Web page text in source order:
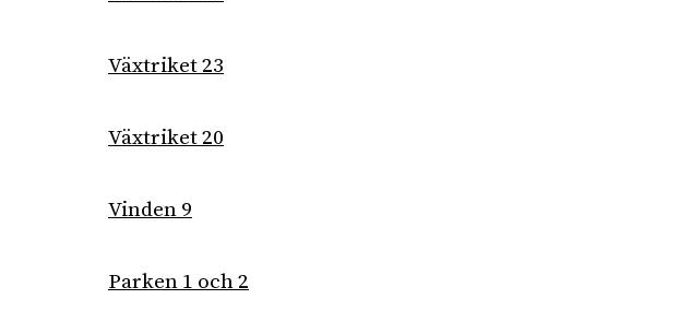
Växtriket 23
Växtriket 20
Vinden 9
Parken 1 och 2